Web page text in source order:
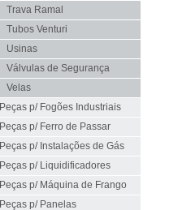
Trava Ramal
Tubos Venturi
Usinas
Válvulas de Segurança
Velas
Peças p/ Fogões Industriais
Peças p/ Ferro de Passar
Peças p/ Instalações de Gás
Peças p/ Liquidificadores
Peças p/ Máquina de Frango
Peças p/ Panelas